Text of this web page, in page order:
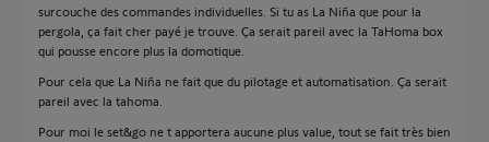
surcouche des commandes individuelles. Si tu as La Niña que pour la
pergola, ça fait cher payé je trouve. Ça serait pareil avec la TaHoma box
qui pousse encore plus la domotique.
Pour cela que La Niña ne fait que du pilotage et automatisation. Ça serait
pareil avec la tahoma.
Pour moi le set&go ne t apportera aucune plus value, tout se fait très bien